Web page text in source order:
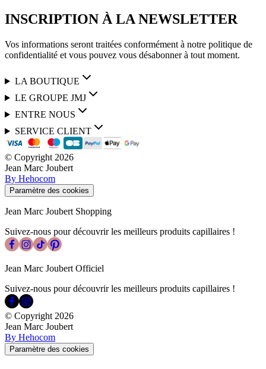
INSCRIPTION À LA NEWSLETTER
Vos informations seront traitées conformément à notre politique de
confidentialité et vous pouvez vous désabonner à tout moment.
LA BOUTIQUE
LE GROUPE JMJ
ENTRE NOUS
SERVICE CLIENT
© Copyright 2026
Jean Marc Joubert
By Hehocom
Paramètre des cookies
Jean Marc Joubert Shopping
Suivez-nous pour découvrir les meilleurs produits capillaires !
Jean Marc Joubert Officiel
Suivez-nous pour découvrir les meilleurs produits capillaires !
© Copyright 2026
Jean Marc Joubert
By Hehocom
Paramètre des cookies